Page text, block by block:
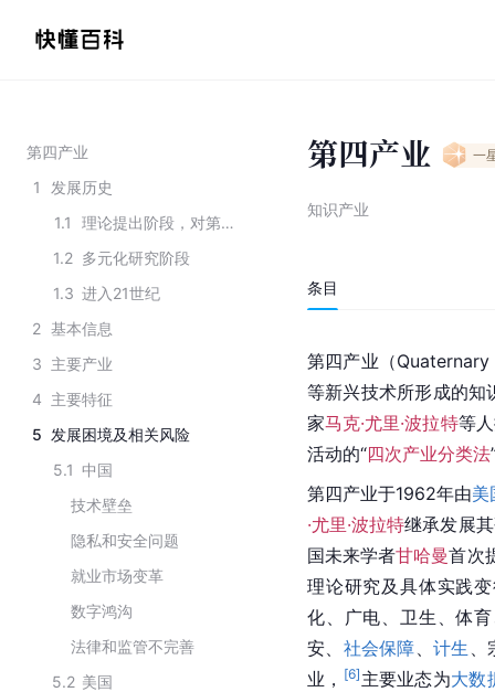
第四产业
1
发展历史
1.1
理论提出阶段，对第四产业的定义多以信息产业为主
1.2 多元化研究阶段
1.3 进入21世纪
2 基本信息
3 主要产业
4 主要特征
5 发展困境及相关风险
5.1 中国
技术壁垒
隐私和安全问题
就业市场变革
数字鸿沟
法律和监管不完善
5.2 美国
第四产业 一
知识产业
条目
第四产业（
等新兴技术所形成的知
家马克·尤里·波拉特等
活动的“四次产业分类法
第四产业于1962年由美
·尤里·波拉特继承发展
国未来学者甘哈曼首次
理论研究及具体实践
化、广电、卫生、体
安、 社会保障 、计生
业， [6] 主要业态为大数